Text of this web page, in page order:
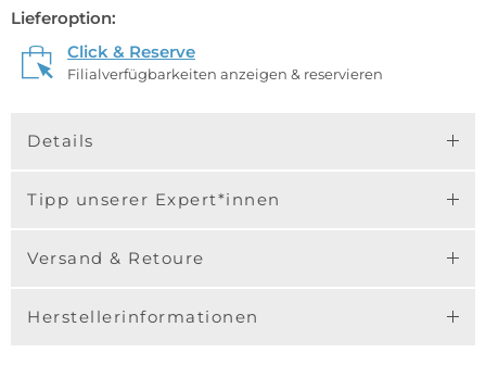
Lieferoption:
Click & Reserve
Filialverfügbarkeiten anzeigen & reservieren
Details
Tipp unserer Expert*innen
Versand & Retoure
Herstellerinformationen